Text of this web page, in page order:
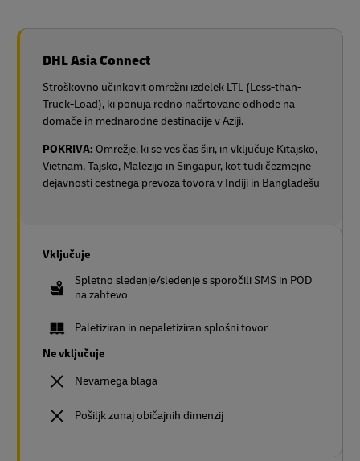
DHL Asia Connect
Stroškovno učinkovit omrežni izdelek LTL (Less-than-
Truck-Load), ki ponuja redno načrtovane odhode na
domače in mednarodne destinacije v Aziji.
POKRIVA: Omrežje, ki se ves čas širi, in vključuje Kitajsko,
Vietnam, Tajsko, Malezijo in Singapur, kot tudi čezmejne
dejavnosti cestnega prevoza tovora v Indiji in Bangladešu
Vključuje
Spletno sledenje/sledenje s sporočili SMS in POD
na zahtevo
Paletiziran in nepaletiziran splošni tovor
Ne vključuje
Nevarnega blaga
Pošiljk zunaj običajnih dimenzij